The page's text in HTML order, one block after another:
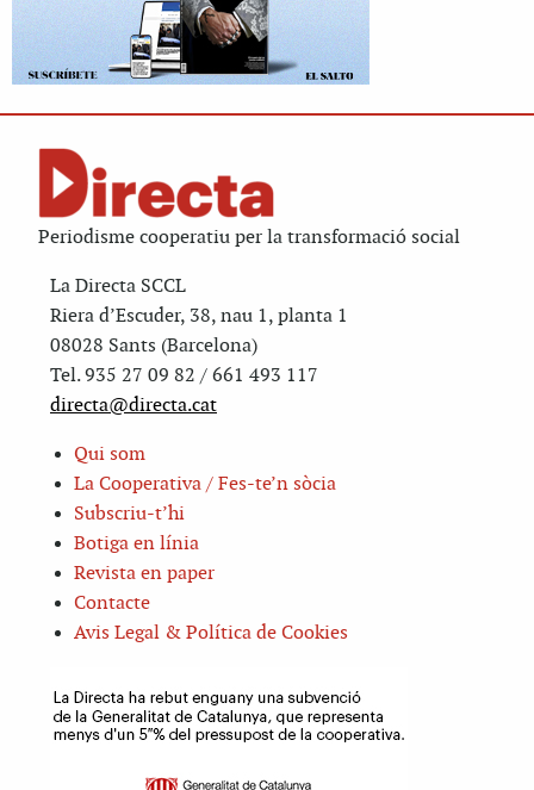
Periodisme cooperatiu per la transformació social
La Directa SCCL
Riera d’Escuder, 38, nau 1, planta 1
08028 Sants (Barcelona)
Tel. 935 27 09 82 / 661 493 117
directa@directa.cat
Qui som
La Cooperativa / Fes-te’n sòcia
Subscriu-t’hi
Botiga en línia
Revista en paper
Contacte
Avis Legal & Política de Cookies